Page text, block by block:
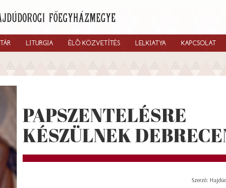
LITURGIA ÉLŐ KÖZVETÍTÉS LELKIATYA KAPCSOLAT
PAPSZENTELÉSRE
KÉSZÜLNEK
Szerző: